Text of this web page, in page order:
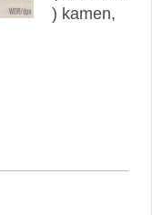
) kamen,